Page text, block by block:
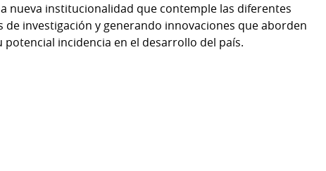
nueva institucionalidad que contemple las diferentes
investigación y generando innovaciones que aborden
incidencia en el desarrollo del país.